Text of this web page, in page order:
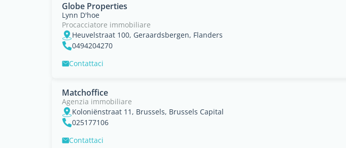
Globe Properties
Lynn D'hoe
Procacciatore immobiliare
Heuvelstraat 100, Geraardsbergen, Flanders
0494204270
Contattaci
Matchoffice
Agenzia immobiliare
Koloniënstraat 11, Brussels, Brussels Capital
025177106
Contattaci